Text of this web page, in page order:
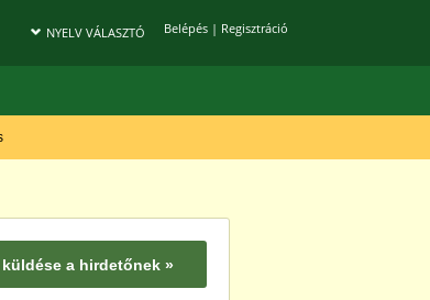
Belépés| Regisztráció
NYELV VÁLASZTÓ
küldése a hirdetőnek »